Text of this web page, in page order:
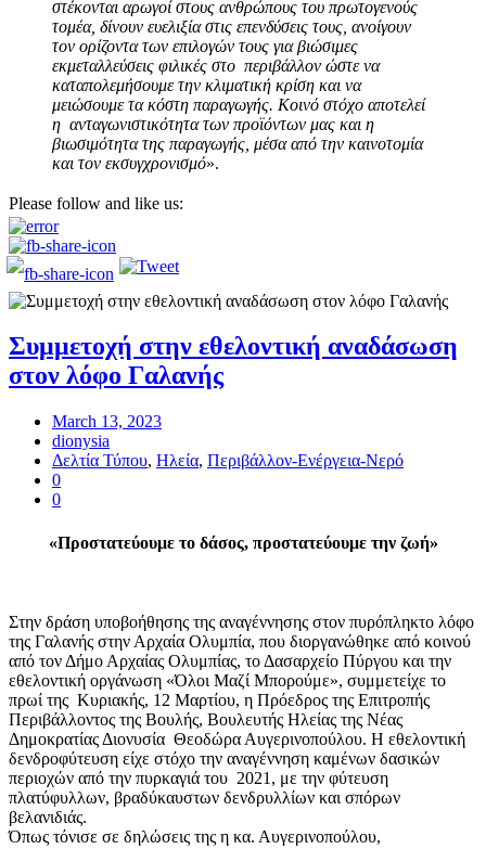
στέκονται αρωγοί στους ανθρώπους του πρωτογενούς
τομέα, δίνουν ευελιξία στις επενδύσεις τους, ανοίγουν
τον ορίζοντα των επιλογών τους για βιώσιμες
εκμεταλλεύσεις φιλικές στο περιβάλλον ώστε να
καταπολεμήσουμε την κλιματική κρίση και να
μειώσουμε τα κόστη παραγωγής. Κοινό στόχο αποτελεί
η ανταγωνιστικότητα των προϊόντων μας και η
βιωσιμότητα της παραγωγής, μέσα από την καινοτομία
και τον εκσυγχρονισμό».
Please follow and like us:
Συμμετοχή στην εθελοντική αναδάσωση
στον λόφο Γαλανής
March 13, 2023
dionysia
Δελτία Τύπου, Ηλεία, Περιβάλλον-Ενέργεια-Νερό
0
0
«Προστατεύουμε το δάσος, προστατεύουμε την ζωή»
Στην δράση υποβοήθησης της αναγέννησης στον πυρόπληκτο λόφο
της Γαλανής στην Αρχαία Ολυμπία, που διοργανώθηκε από κοινού
από τον Δήμο Αρχαίας Ολυμπίας, το Δασαρχείο Πύργου και την
εθελοντική οργάνωση «Όλοι Μαζί Μπορούμε», συμμετείχε το
πρωί της Κυριακής, 12 Μαρτίου, η Πρόεδρος της Επιτροπής
Περιβάλλοντος της Βουλής, Βουλευτής Ηλείας της Νέας
Δημοκρατίας Διονυσία Θεοδώρα Αυγερινοπούλου. Η εθελοντική
δενδροφύτευση είχε στόχο την αναγέννηση καμένων δασικών
περιοχών από την πυρκαγιά του 2021, με την φύτευση
πλατύφυλλων, βραδύκαυστων δενδρυλλίων και σπόρων
βελανιδιάς.
Όπως τόνισε σε δηλώσεις της η κα. Αυγερινοπούλου,